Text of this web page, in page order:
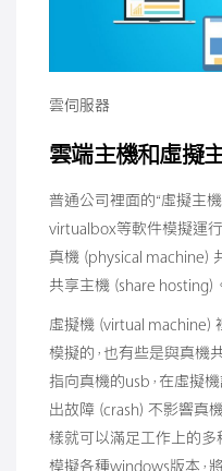
雲伺服器
雲端主機和虛擬
普通公司裡面的“虛擬主
virtualbox等軟件模擬運行
真機（physical machine
共享主機（share hosting）
虛擬機（virtual machine
模擬的，也有些是與真機
指向真機的usb，在虛擬
出故障（crash）不影響真
樣就可以滿足工作上的多
模擬各種windows版本，